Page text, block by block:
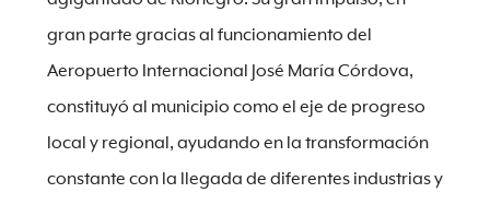
gran parte gracias al funcionamiento del
Aeropuerto Internacional José María Córdova,
constituyó al municipio como el eje de progreso
local y regional, ayudando en la transformación
constante con la llegada de diferentes industrias y